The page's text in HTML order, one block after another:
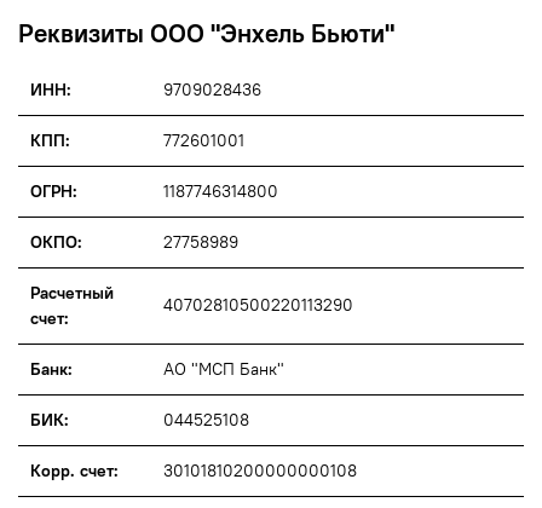
Реквизиты ООО "Энхель Бьюти"
ИНН: 9709028436
КПП: 772601001
ОГРН: 1187746314800
ОКПО: 27758989
Расчетный
счет:
40702810500220113290
Банк: АО "МСП Банк"
БИК: 044525108
Корр. счет: 30101810200000000108